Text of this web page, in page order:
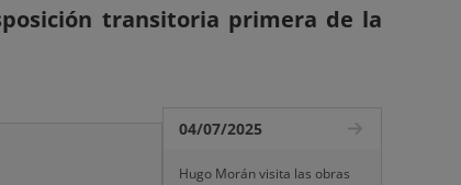
transitoria primera de la
04/07/2025
Hugo Morán visita las obras